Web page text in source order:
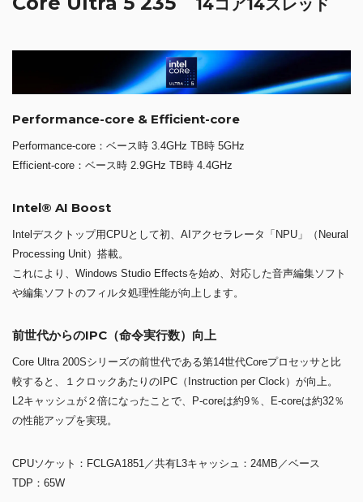
Performance-core & Efficient-core
Performance-core：ベース時 3.4GHz TB時 5GHz
Efficient-core：ベース時 2.9GHz TB時 4.4GHz
Intel® AI Boost
Intelデスクトップ用CPUとして初、AIアクセラレータ「NPU」（Neural
Processing Unit）搭載。
これにより、Windows Studio Effectsを始め、対応した音声編集ソフト
や編集ソフトのフィルタ処理性能が向上します。
前世代からのIPC（命令実行数）向上
Core Ultra 200Sシリーズの前世代である第14世代Coreプロセッサと比
較すると、１クロックあたりのIPC（Instruction per Clock）が向上。
L2キャッシュが２倍になったことで、P-coreは約9％、E-coreは約32％
の性能アップを実現。
CPUソケット：FCLGA1851／共有L3キャッシュ：24MB／ベース
TDP：65W